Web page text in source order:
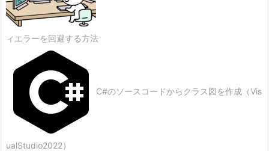
ィエラーを回避する方法
C#のソースコードからクラス図を作成（Vis
ualStudio2022）